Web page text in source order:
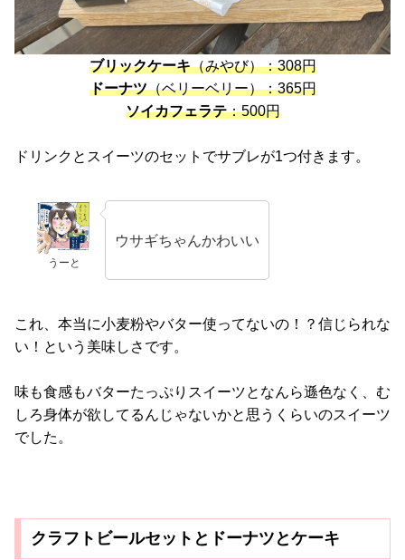
ブリックケーキ（みやび）：308円
ドーナツ（ベリーベリー）：365円
ソイカフェラテ：500円
ドリンクとスイーツのセットでサブレが1つ付きます。
うーと
ウサギちゃんかわいい
これ、本当に小麦粉やバター使ってないの！？信じられな
い！という美味しさです。
味も食感もバターたっぷりスイーツとなんら遜色なく、む
しろ身体が欲してるんじゃないかと思うくらいのスイーツ
でした。
クラフトビールセットとドーナツとケーキ